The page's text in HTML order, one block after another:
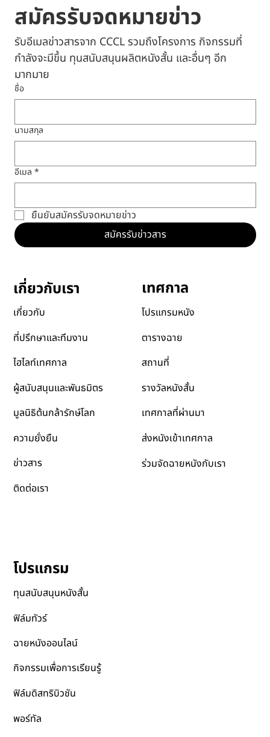
สมัครรับจดหมายข่าว
รับอีเมลข่าวสารจาก CCCL รวมถึงโครงการ กิจกรรมที่
กำลังจะมีขึ้น ทุนสนับสนุนผลิตหนังสั้น และอื่นๆ อีก
มากมาย
ชื่อ
นามสกุล
อีเมล *
ยืนยันสมัครรับจดหมายข่าว
สมัครรับข่าวสาร
เกี่ยวกับเรา
เกี่ยวกับ
ที่ปรึกษาและทีมงาน
ไฮไลท์เทศกาล
ผู้สนับสนุนและพันธมิตร
มูลนิธิต้นกล้ารักษ์โลก
ความยั่งยืน
ข่าวสาร
ติดต่อเรา
เทศกาล
โปรแกรมหนัง
ตารางฉาย
สถานที่
รางวัลหนังสั้น
เทศกาลที่ผ่านมา
ส่งหนังเข้าเทศกาล
ร่วมจัดฉายหนังกับเรา
โปรแกรม
ทุนสนับสนุนหนังสั้น
ฟิล์มทัวร์
ฉายหนังออนไลน์
กิจกรรมเพื่อการเรียนรู้
ฟิล์มดิสทริบิวชัน
พอร์ทัล